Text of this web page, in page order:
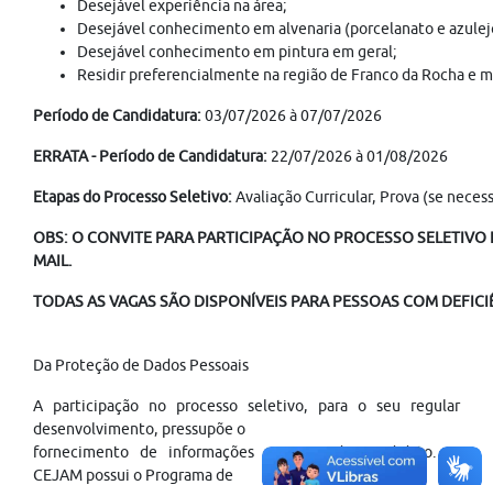
Desejável experiência na área;
Desejável conhecimento em alvenaria (porcelanato e
Desejável conhecimento em pintura em geral;
Residir preferencialmente na região de Franco da Rocha e
Período de Candidatura:03/07/2026 à 07/07/2026
ERRATA - Período de Candidatura: 22/07/2026 à 01/08/2026
Etapas do Processo Seletivo:Avaliação Curricular, Prova (se
OBS: O CONVITE PARA PARTICIPAÇÃO NO PROCESSO SELETIVO
MAIL.
TODAS AS VAGAS SÃO DISPONÍVEIS PARA PESSOAS COM
Da Proteção de Dados Pessoais
A participação no processo seletivo, para o seu regular
desenvolvimento, pressupõe o
fornecimento de informações pessoais do candidato. O
CEJAM possui o Programa de